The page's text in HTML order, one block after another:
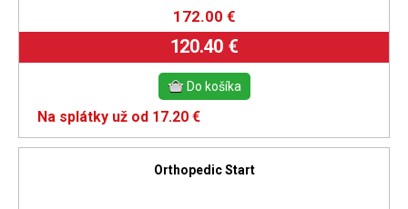
172.00 €
120.40 €
Na splátky už od 17.20 €
Orthopedic Start